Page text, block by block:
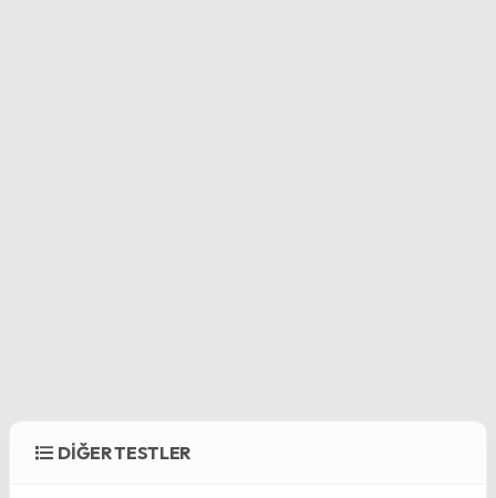
DİĞER TESTLER